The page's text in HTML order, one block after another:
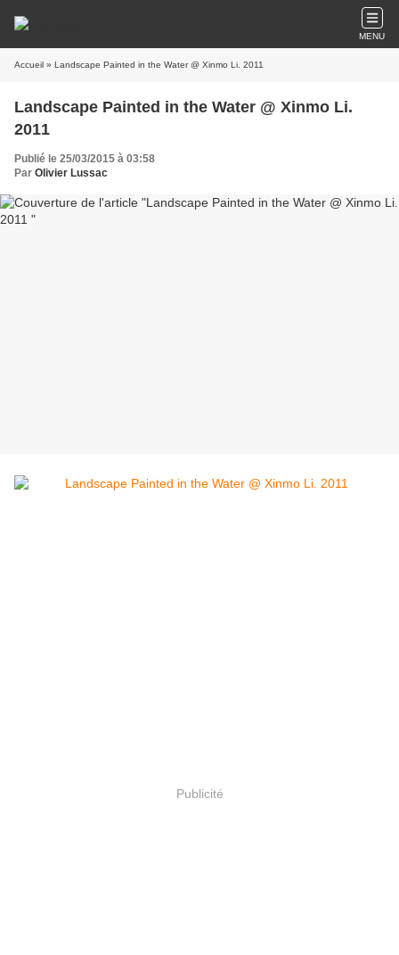
MENU
Accueil » Landscape Painted in the Water @ Xinmo Li. 2011
Landscape Painted in the Water @ Xinmo Li.
2011
Publié le 25/03/2015 à 03:58
Par Olivier Lussac
Publicité